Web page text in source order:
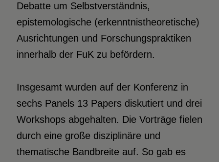
Debatte um Selbstverständnis,
epistemologische (erkenntnistheoretische)
Ausrichtungen und Forschungspraktiken
innerhalb der FuK zu befördern.
Insgesamt wurden auf der Konferenz in
sechs Panels 13 Papers diskutiert und drei
Workshops abgehalten. Die Vorträge fielen
durch eine große disziplinäre und
thematische Bandbreite auf. So gab es